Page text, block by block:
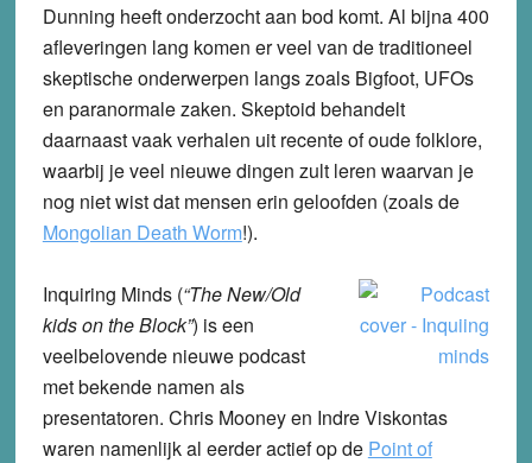
Dunning heeft onderzocht aan bod komt. Al bijna 400
afleveringen lang komen er veel van de traditioneel
skeptische onderwerpen langs zoals Bigfoot, UFOs
en paranormale zaken. Skeptoid behandelt
daarnaast vaak verhalen uit recente of oude folklore,
waarbij je veel nieuwe dingen zult leren waarvan je
nog niet wist dat mensen erin geloofden (zoals de
Mongolian Death Worm!).
Inquiring Minds (“The New/Old
kids on the Block”) is een
veelbelovende nieuwe podcast
met bekende namen als
presentatoren. Chris Mooney en Indre Viskontas
waren namenlijk al eerder actief op de Point of